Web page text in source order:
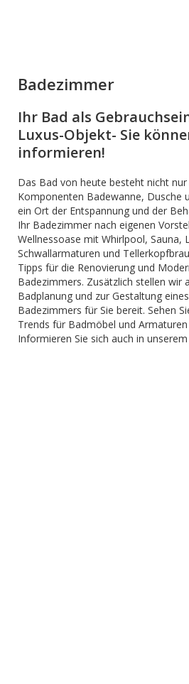
Badezimmer
Ihr Bad als
Luxus-Objekt- Sie
informieren!
Das Bad von heute besteht nicht nur
Komponenten Badewanne, Dusche
ein Ort der Entspannung und der
Ihr Badezimmer nach eigenen
Wellnessoase mit Whirlpool, Sauna,
Schwallarmaturen und
Tipps für die Renovierung und
Badezimmers. Zusätzlich stellen wir
Badplanung und zur Gestaltung
Badezimmers für Sie bereit. Sehen
Trends für Badmöbel und
Informieren Sie sich auch in unserem